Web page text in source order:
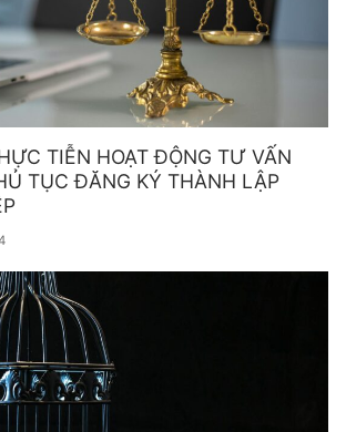
TIỄN HOẠT ĐỘNG TƯ VẤN
TỤC ĐĂNG KÝ THÀNH LẬP